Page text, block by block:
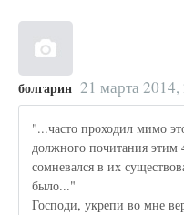
болгарин 21 марта 2014,
"...часто проходил мимо
должного почитания этим
сомневался в их
было..."
Господи, укрепи во мне